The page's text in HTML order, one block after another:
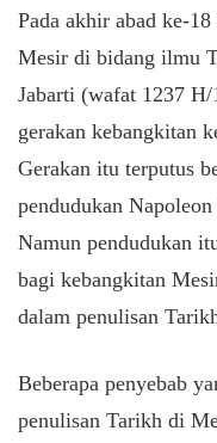
Pada akhir abad ke-
Mesir di bidang ilmu
Jabarti (wafat 1237
gerakan kebangkitan
Gerakan itu terputus
pendudukan
Namun pendudukan
bagi kebangkitan
dalam penulisan
Beberapa penyebab
penulisan Tarikh di